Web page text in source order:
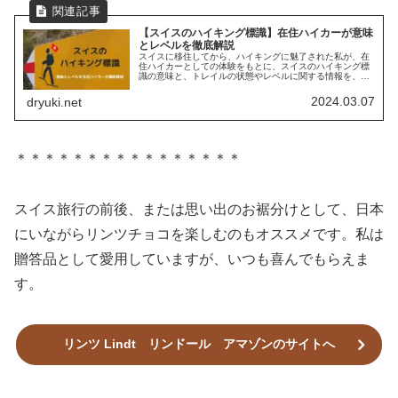
【スイスのハイキング標識】在住ハイカーが意味
とレベルを徹底解説
スイスに移住してから、ハイキングに魅了された私が、在
住ハイカーとしての体験をもとに、スイスのハイキング標
識の意味と、トレイルの状態やレベルに関する情報を、徹
dryuki.net 2024.03.07
＊＊＊＊＊＊＊＊＊＊＊＊＊＊＊＊
スイス旅行の前後、または思い出のお裾分けとして、日本
にいながらリンツチョコを楽しむのもオススメです。私は
贈答品として愛用していますが、いつも喜んでもらえま
す。
リンツ Lindt リンドール アマゾンのサイトへ